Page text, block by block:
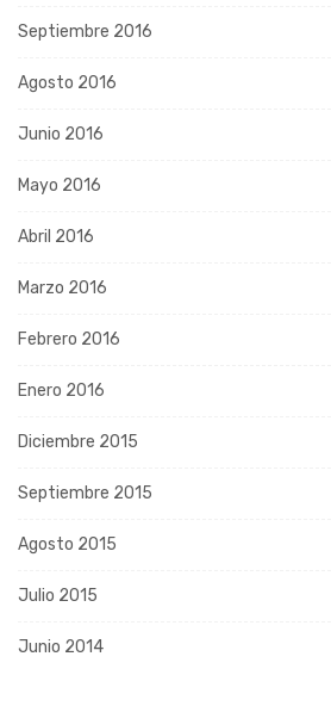
Septiembre 2016
Agosto 2016
Junio 2016
Mayo 2016
Abril 2016
Marzo 2016
Febrero 2016
Enero 2016
Diciembre 2015
Septiembre 2015
Agosto 2015
Julio 2015
Junio 2014